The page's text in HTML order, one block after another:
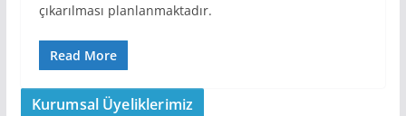
çıkarılması planlanmaktadır.
Read More
Kurumsal Üyeliklerimiz